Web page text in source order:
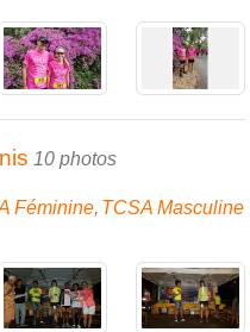
10 photos
Féminine TCSA Masculine